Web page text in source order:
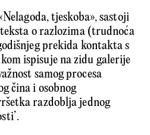
tjeskoba», sastoji
o razlozima (trudnoća
prekida kontakta s
ispisuje na zidu galerije
samog procesa
čina i osobnog
razdoblja jednog